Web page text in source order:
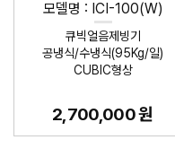
모델명 : ICI-100(W)
큐빅얼음제빙기
공냉식/수냉식(95Kg/일)
CUBIC형상
2,700,000 원